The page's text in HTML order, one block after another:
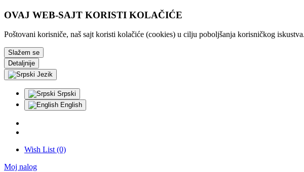
OVAJ WEB-SAJT KORISTI KOLAČIĆE
Poštovani korisniče, naš sajt koristi kolačiće (cookies) u cilju poboljšanja korisničkog
Slažem se
Detaljnije
Jezik
Srpski
English
Wish List (0)
Moj nalog